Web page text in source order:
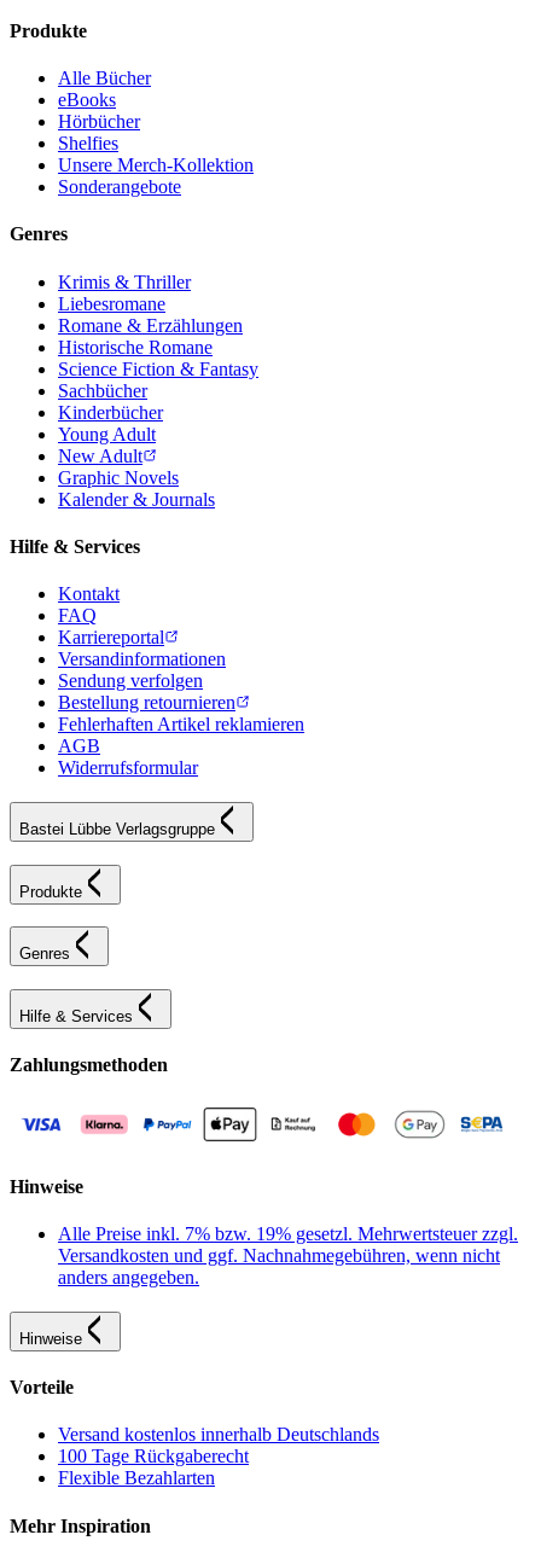
Produkte
Alle Bücher
eBooks
Hörbücher
Shelfies
Unsere Merch-Kollektion
Sonderangebote
Genres
Krimis & Thriller
Liebesromane
Romane & Erzählungen
Historische Romane
Science Fiction & Fantasy
Sachbücher
Kinderbücher
Young Adult
New Adult
Graphic Novels
Kalender & Journals
Hilfe & Services
Kontakt
FAQ
Karriereportal
Versandinformationen
Sendung verfolgen
Bestellung retournieren
Fehlerhaften Artikel reklamieren
AGB
Widerrufsformular
Bastei Lübbe Verlagsgruppe
Produkte
Genres
Hilfe & Services
Zahlungsmethoden
Hinweise
Alle Preise inkl. 7% bzw. 19% gesetzl. Mehrwertsteuer zzgl.
Versandkosten und ggf. Nachnahmegebühren, wenn nicht
anders angegeben.
Hinweise
Vorteile
Versand kostenlos innerhalb Deutschlands
100 Tage Rückgaberecht
Flexible Bezahlarten
Mehr Inspiration